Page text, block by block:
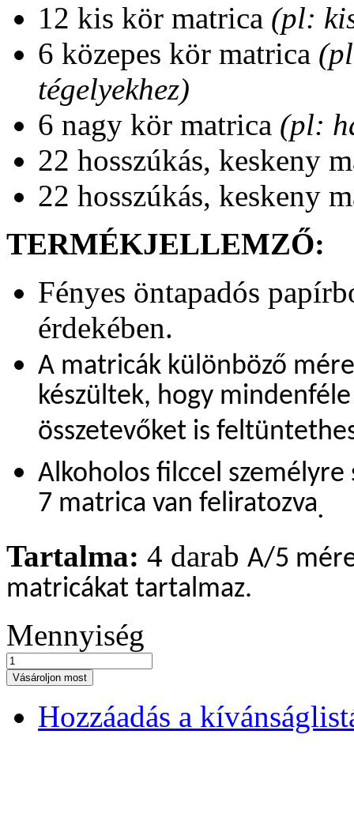
12 kis kör matrica (pl:
6 közepes kör matrica
tégelyekhez)
6 nagy kör matrica (pl:
22 hosszúkás, keskeny
22 hosszúkás, keskeny
TERMÉKJELLEMZŐ:
Fényes öntapadós
érdekében.
A matricák különböző
készültek, hogy
összetevőket is
Alkoholos filccel
7 matrica van feliratozva.
Tartalma: 4 darab A/5
matricákat tartalmaz.
Mennyiség
Vásároljon most
Hozzáadás a